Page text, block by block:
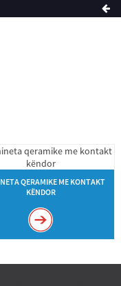
QERAMIKE ME KONTAKT
KËNDOR